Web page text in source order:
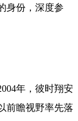
身份，深度参
年，彼时翔安
前瞻视野率先落